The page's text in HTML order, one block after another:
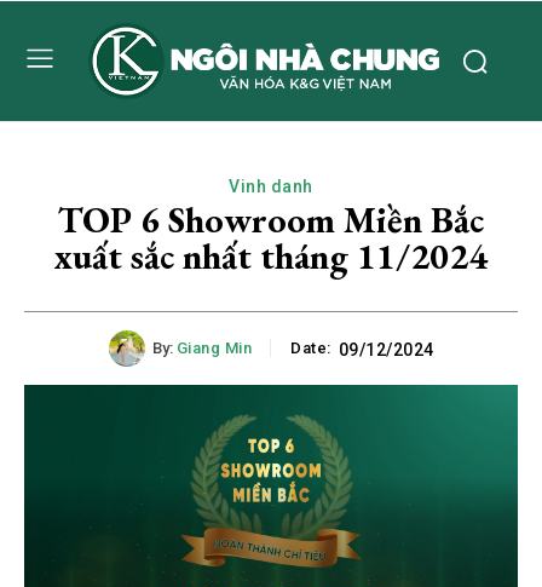
Vinh danh
TOP 6 Showroom Miền Bắc
xuất sắc nhất tháng 11/2024
By: Giang Min Date: 09/12/2024